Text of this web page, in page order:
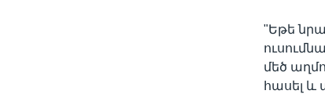
"Եթե
մեծ
հասել և